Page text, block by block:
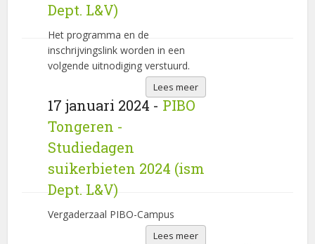
Dept. L&V)
Het programma en de
inschrijvingslink worden in een
volgende uitnodiging verstuurd.
Lees meer
17 januari 2024 - PIBO
Tongeren -
Studiedagen
suikerbieten 2024 (ism
Dept. L&V)
Vergaderzaal PIBO-Campus
Lees meer